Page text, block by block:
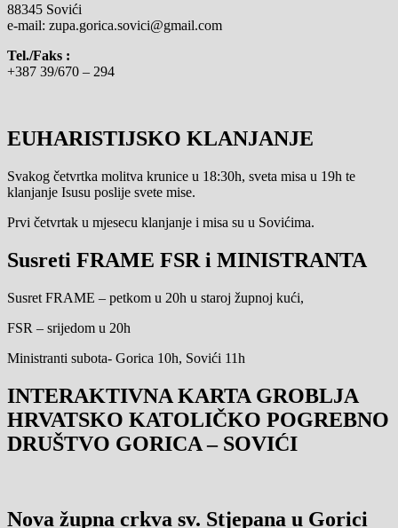
88345 Sovići
e-mail: zupa.gorica.sovici@gmail.com
Tel./Faks :
+387 39/670 – 294
EUHARISTIJSKO KLANJANJE
Svakog četvrtka molitva krunice u 18:30h, sveta misa u 19h te
klanjanje Isusu poslije svete mise.
Prvi četvrtak u mjesecu klanjanje i misa su u Sovićima.
Susreti FRAME FSR i MINISTRANTA
Susret FRAME – petkom u 20h u staroj župnoj kući,
FSR – srijedom u 20h
Ministranti subota- Gorica 10h, Sovići 11h
INTERAKTIVNA KARTA GROBLJA
HRVATSKO KATOLIČKO POGREBNO
DRUŠTVO GORICA – SOVIĆI
Nova župna crkva sv. Stjepana u Gorici